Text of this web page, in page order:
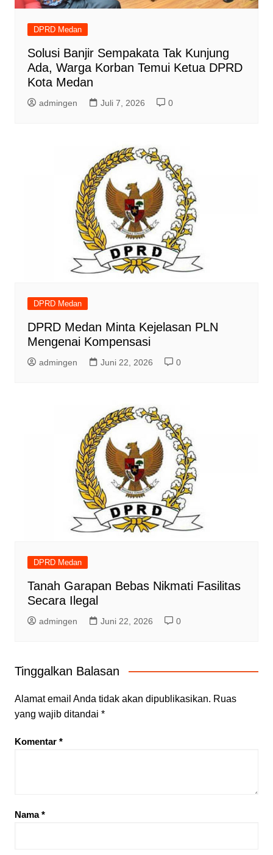
DPRD Medan
Solusi Banjir Sempakata Tak Kunjung
Ada, Warga Korban Temui Ketua DPRD
Kota Medan
admingen Juli 7, 2026 0
DPRD Medan
DPRD Medan Minta Kejelasan PLN
Mengenai Kompensasi
admingen Juni 22, 2026 0
DPRD Medan
Tanah Garapan Bebas Nikmati Fasilitas
Secara Ilegal
admingen Juni 22, 2026 0
Tinggalkan Balasan
Alamat email Anda tidak akan dipublikasikan. Ruas
yang wajib ditandai *
Komentar *
Nama*